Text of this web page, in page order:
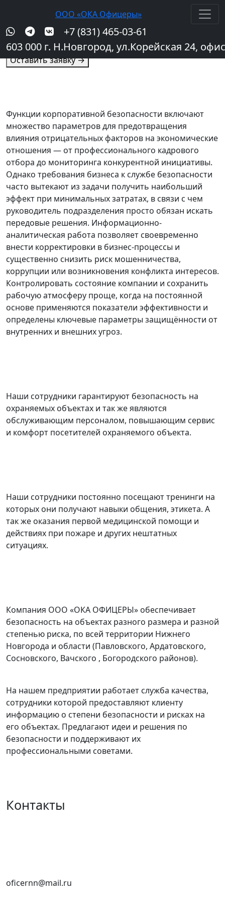
ООО «ОКА Офицеры»
+7 (831) 465-03-61
603 000 г. Н.Новгород, ул.Корейская 24,
ООО «ОКА Офицеры»
Организация СБ и СВК
Оставить заявку→
Функции корпоративной безопасности включают
множество параметров для предотвращения
влияния отрицательных факторов на экономические
отношения — от профессионального кадрового
отбора до мониторинга конкурентной инициативы.
Однако требования бизнеса к службе безопасности
часто вытекают из задачи получить наибольший
эффект при минимальных затратах, в связи с чем
руководитель подразделения просто обязан искать
передовые решения. Информационно-
аналитическая работа позволяет своевременно
внести корректировки в бизнес-процессы и
существенно снизить риск мошенничества,
коррупции или возникновения конфликта интересов.
Контролировать состояние компании и сохранить
рабочую атмосферу проще, когда на постоянной
основе применяются показатели эффективности и
определены ключевые параметры защищённости от
внутренних и внешних угроз.
Наши сотрудники гарантируют безопасность на
охраняемых объектах и так же являются
обслуживающим персоналом, повышающим сервис
и комфорт посетителей охраняемого объекта.
Наши сотрудники постоянно посещают тренинги на
которых они получают навыки общения, этикета. А
так же оказания первой медицинской помощи и
действиях при пожаре и других нештатных
ситуациях.
Компания ООО «ОКА ОФИЦЕРЫ» обеспечивает
безопасность на объектах разного размера и разной
степенью риска, по всей территории Нижнего
Новгорода и области (Павловского, Ардатовского,
Сосновского, Вачского , Богородского районов).
На нашем предприятии работает служба качества,
сотрудники которой предоставляют клиенту
информацию о степени безопасности и рисках на
его объектах. Предлагают идеи и решения по
безопасности и поддерживают их
профессиональными советами.
Контакты
oficernn@mail.ru